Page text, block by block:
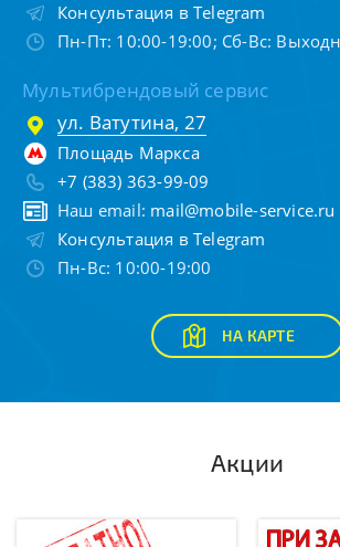
Консультация в Telegram
Пн-Пт: 10:00-19:00; Сб-Вс:
Мультибрендовый сервис
ул. Ватутина, 27
Площадь Маркса
+7 (383) 363-99-09
Наш email: mail@mobile-service.ru
Консультация в Telegram
Пн-Вс: 10:00-19:00
НА КАРТЕ
Акции